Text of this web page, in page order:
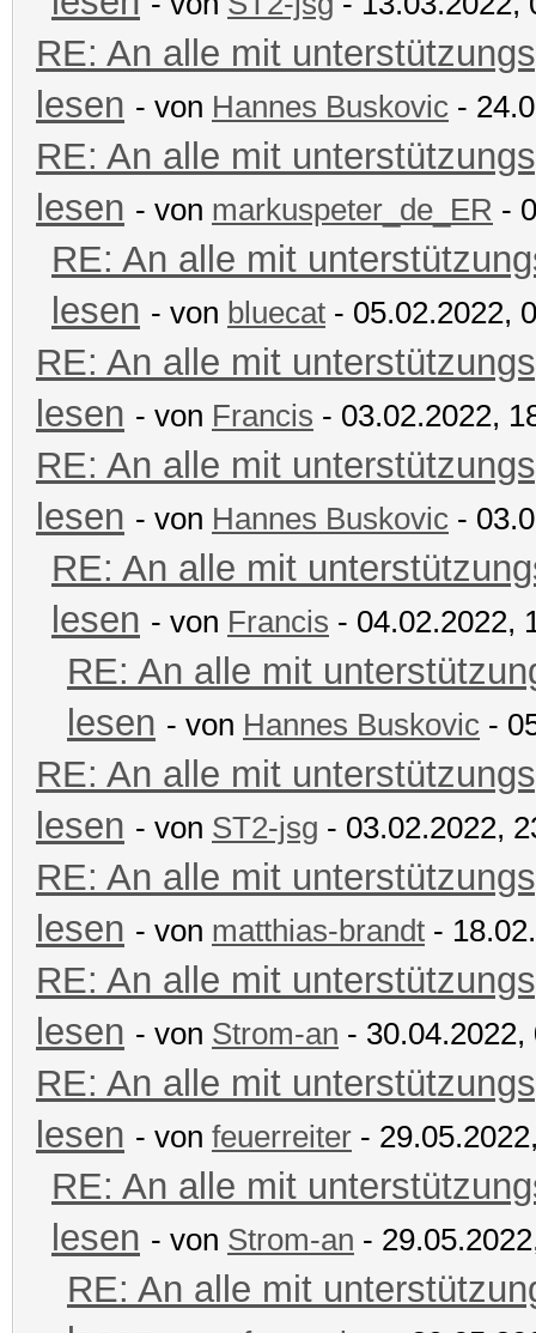
RE: An alle mit
lesen - von Hannes Buskovic -
RE: An alle mit
lesen - von markuspeter_de_ER -
RE: An alle mit
lesen - von bluecat - 05.02.2022,
RE: An alle mit
lesen - von Francis - 03.02.2022,
RE: An alle mit
lesen - von Hannes Buskovic -
RE: An alle mit
lesen - von Francis - 04.02.2022,
RE: An alle mit
lesen - von Hannes Buskovic -
RE: An alle mit
lesen - von ST2-jsg - 03.02.2022,
RE: An alle mit
lesen - von matthias-brandt -
RE: An alle mit
lesen - von Strom-an - 30.04.2022,
RE: An alle mit
lesen - von feuerreiter -
RE: An alle mit
lesen - von Strom-an -
RE: An alle mit